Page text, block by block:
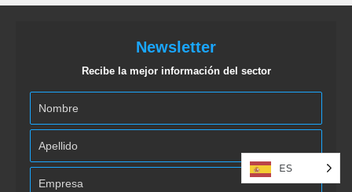
Newsletter
Recibe la mejor información del sector
ES